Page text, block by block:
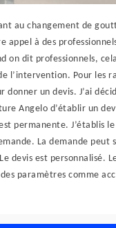
au changement de
appel à des
on dit professionnels,
l’intervention. Pour les
donner un devis. J’ai
Angelo d’établir un
permanente. J’établis le
La demande peut
devis est personnalisé.
paramètres comme